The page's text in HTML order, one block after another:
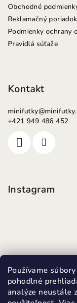
Používame
pohodlné
analýze neustále
Obchodné
Reklamačný poriadok
Podmienky ochrany
Pravidlá súťaže
Kontakt
minifutky@
+421 949 486 452
Instagram